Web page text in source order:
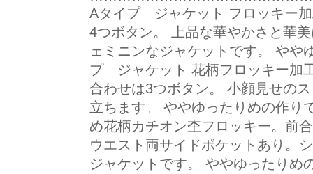
Aタイプ ジャケット フロッキー
4つボタン。 上品な華やかさと華
ェミニンなジャケットです。 やや
プ ジャケット 花柄フロッキー加
合わせは3つボタン。 小顔見せの
立ちます。 ややゆったりめの作
め花柄カチオン杢フロッキー。前
ウエスト両サイドポケットあり。
ジャケットです。 ややゆったり